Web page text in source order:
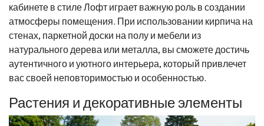
кабинете в стиле Лофт играет важную роль в создании
атмосферы помещения. При использовании кирпича на
стенах, паркетной доски на полу и мебели из
натурального дерева или металла, вы сможете достичь
аутентичного и уютного интерьера, который привлечет
вас своей неповторимостью и особенностью.
Растения и декоративные элементы